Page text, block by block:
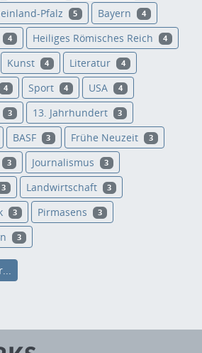
Pfalz 5 Bayern 4
4 Heiliges Römisches Reich 4
Kunst 4 Literatur 4
4 Sport 4 USA 4
3 13. Jahrhundert 3
BASF 3 Frühe Neuzeit 3
3 Journalismus 3
3 Landwirtschaft 3
3 Pirmasens 3
3